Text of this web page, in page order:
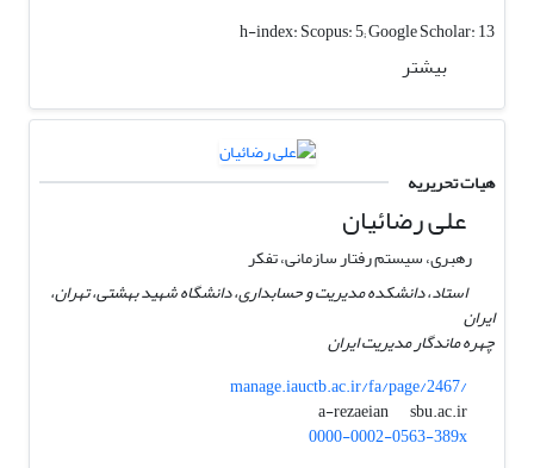
h-index:Scopus: 5; Google Scholar: 13
بیشتر
هیات تحریریه
علی رضائیان
رهبری، سیستم رفتار سازمانی، تفکر
استاد، دانشکده مدیریت و حسابداری، دانشگاه شهید بهشتی، تهران،
ایران
چهره ماندگار مدیریت ایران
manage.iauctb.ac.ir/fa/page/2467/
a-rezaeian
sbu.ac.ir
0000-0002-0563-389x